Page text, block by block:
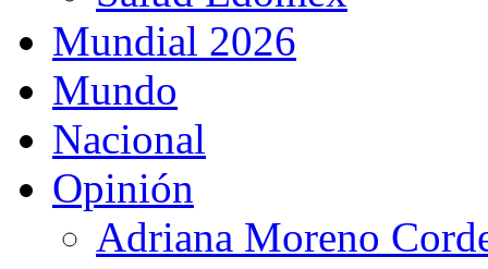
Mundial 2026
Mundo
Nacional
Opinión
Adriana Moreno